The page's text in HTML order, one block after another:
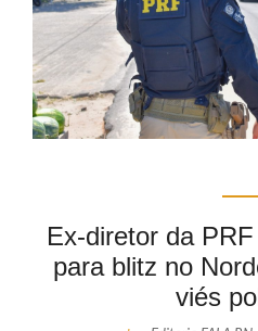
Ex-diretor da
para blitz no
viés